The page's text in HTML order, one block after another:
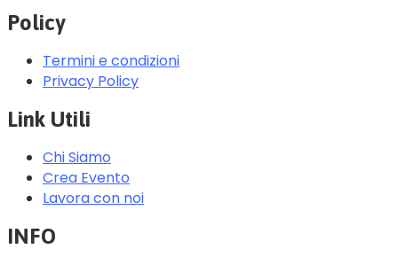
Policy
Termini e condizioni
Privacy Policy
Link Utili
Chi Siamo
Crea Evento
Lavora con noi
INFO